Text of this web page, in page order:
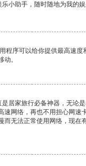
小助手，随时随地为我的娱
程序可以给你提供最高速度
动。
居家旅行必备神器，无论
速网络，再也不用担心网速
而无法正常使用网络，现在